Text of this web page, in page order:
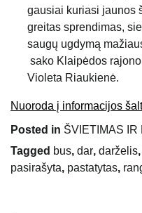
gausiai kuriasi jaunos
greitas sprendimas,
saugų ugdymą
sako Klaipėdos
Violeta Riaukienė.
Nuoroda į informacijos
Posted in ŠVIETIMAS IR
Tagged bus, dar, darželis,
pasirašyta, pastatytas,